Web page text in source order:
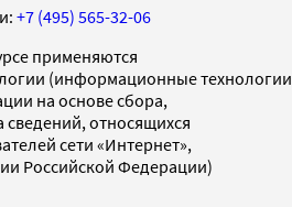
+7 (495) 565-32-06
применяются
(информационные технологии
на основе сбора,
сведений, относящихся
сети «Интернет»,
Российской Федерации)